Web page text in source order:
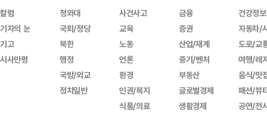
칼럼
기자의 눈
기고
시사만평
청와대
국회/정당
북한
행정
국방/외교
정치일반
사건사고
교육
노동
언론
환경
인권/복지
식품/의료
금융
증권
산업/재계
중기/벤처
부동산
글로벌경제
생활경제
건강정보
자동차/
도로/교
여행/레
음식/맛
패션/뷰
공연/전